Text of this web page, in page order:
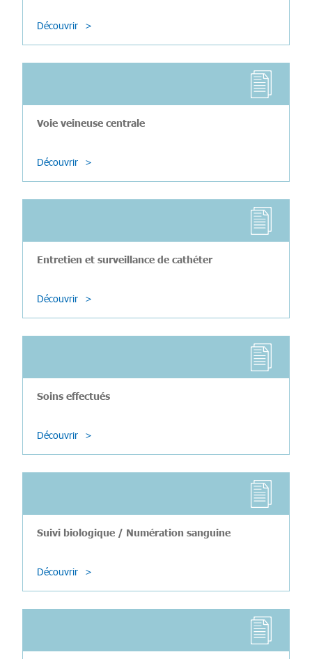
Découvrir
Voie veineuse centrale
Découvrir
Entretien et surveillance de cathéter
Découvrir
Soins effectués
Découvrir
Suivi biologique / Numération sanguine
Découvrir